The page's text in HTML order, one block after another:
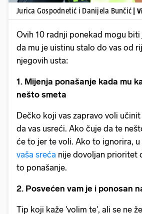
Jurica Gospodnetić i Danijela Bunčić |
Ovih 10 radnji ponekad mogu
da mu je uistinu stalo do vas od
njegovih usta:
1. Mijenja ponašanje kada mu
nešto smeta
Dečko koji vas zapravo voli
da vas usreći. Ako čuje da te
će to jer te voli. Ako to ignorira,
vaša sreća nije dovoljan prioritet
to ponašanje.
2. Posvećen vam je i ponosan
Tip koji kaže 'volim te', ali se ne